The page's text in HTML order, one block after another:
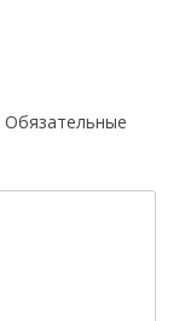
Обязательные